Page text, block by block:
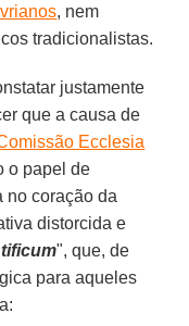
, nem
tradicionalistas.
justamente
que a causa de
Ecclesia
o papel de
no coração da
distorcida e
", que, de
para aqueles